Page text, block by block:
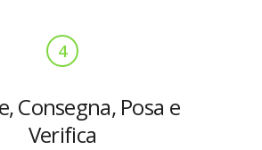
4
Consegna, Posa e
Verifica